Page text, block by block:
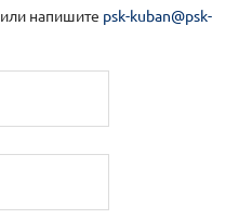
или напишите psk-kuban@psk-